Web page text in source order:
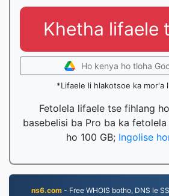
Khetha lifaele
Ho kenya ho tloha
*Lifaele li hlakotsoe ka mor'a
Fetolela lifaele tse fihlang
basebelisi ba Pro ba ka
ho 100 GB; Ingolise
ns6.com - Free WHOIS botho, DNS le